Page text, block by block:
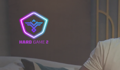
contenido